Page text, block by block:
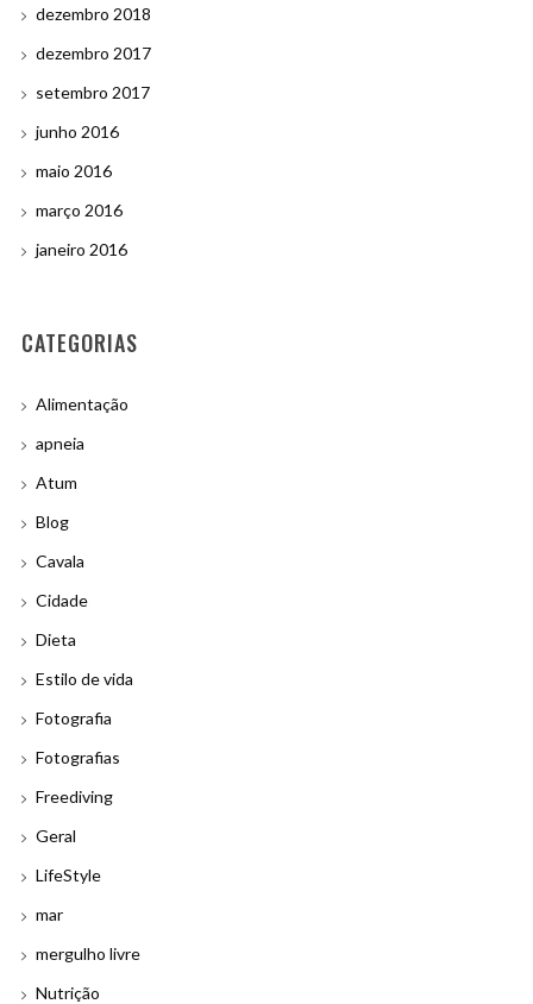
dezembro 2018
dezembro 2017
setembro 2017
junho 2016
maio 2016
março 2016
janeiro 2016
CATEGORIAS
Alimentação
apneia
Atum
Blog
Cavala
Cidade
Dieta
Estilo de vida
Fotografia
Fotografias
Freediving
Geral
LifeStyle
mar
mergulho livre
Nutrição